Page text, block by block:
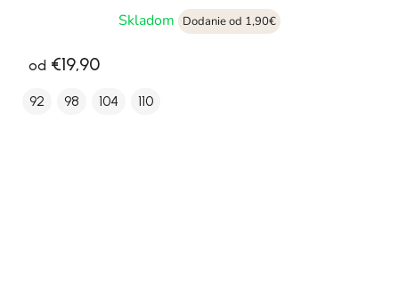
Skladom
Dodanie od 1,90€
od €19,90
92 98 104 110